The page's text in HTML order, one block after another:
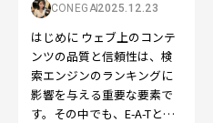
CONEGA2025.12.23
はじめに ウェブ上のコンテ
ンツの品質と信頼性は、検
索エンジンのランキングに
影響を与える重要な要素で
す。その中でも、E-A-Tとい